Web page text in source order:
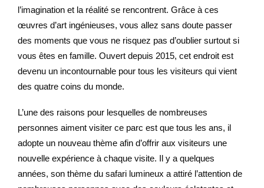
l’imagination et la réalité se rencontrent. Grâce à ces
œuvres d’art ingénieuses, vous allez sans doute passer
des moments que vous ne risquez pas d’oublier surtout si
vous êtes en famille. Ouvert depuis 2015, cet endroit est
devenu un incontournable pour tous les visiteurs qui vient
des quatre coins du monde.
L’une des raisons pour lesquelles de nombreuses
personnes aiment visiter ce parc est que tous les ans, il
adopte un nouveau thème afin d’offrir aux visiteurs une
nouvelle expérience à chaque visite. Il y a quelques
années, son thème du safari lumineux a attiré l’attention de